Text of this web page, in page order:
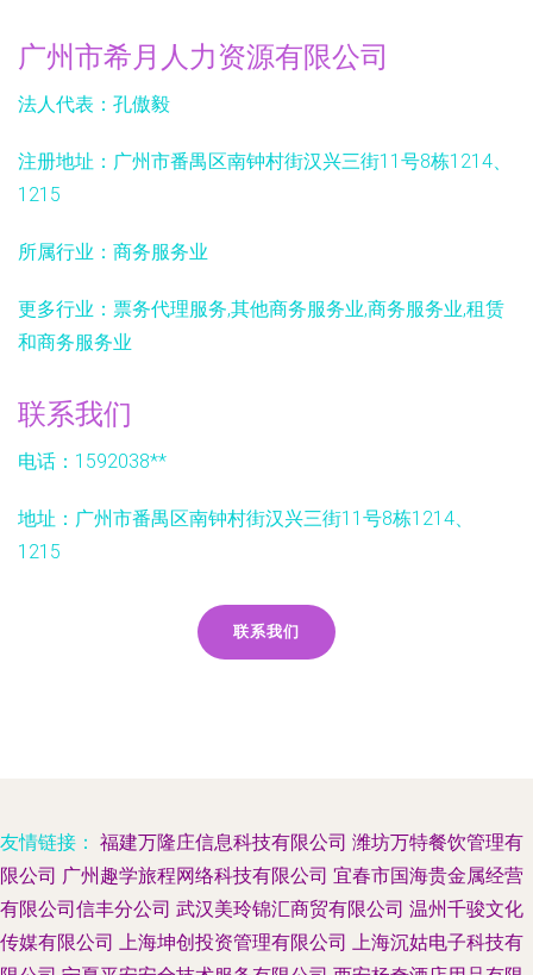
广州市希月人力资源有限公司
法人代表： 孔傲毅
注册地址： 广州市番禺区南钟村街汉兴三街11号8栋1214、
1215
所属行业： 商务服务业
更多行业： 票务代理服务,其他商务服务业,商务服务业,租赁
和商务服务业
联系我们
电话：1592038**
地址：广州市番禺区南钟村街汉兴三街11号8栋1214、
1215
联系我们
友情链接： 福建万隆庄信息科技有限公司 潍坊万特餐饮管理有
限公司 广州趣学旅程网络科技有限公司 宜春市国海贵金属经营
有限公司信丰分公司 武汉美玲锦汇商贸有限公司 温州千骏文化
传媒有限公司 上海坤创投资管理有限公司 上海沉姑电子科技有